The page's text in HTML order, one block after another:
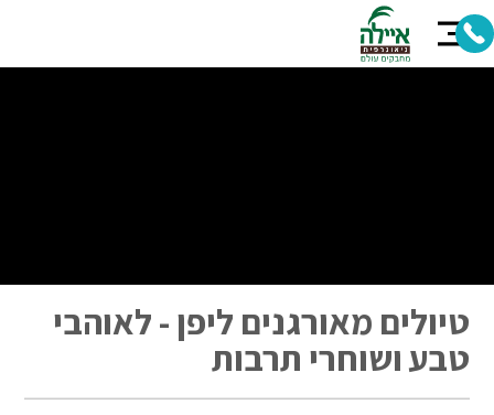
טיולים מאורגנים ליפן - לאוהבי
טבע ושוחרי תרבות